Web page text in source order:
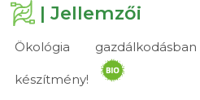
| Jellemzői
Ökológia
készítmény!